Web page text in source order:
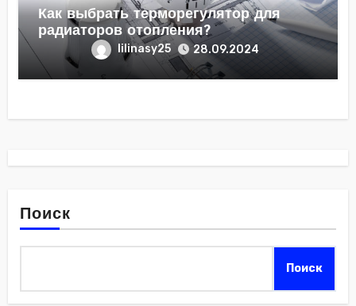
Как выбрать терморегулятор для
радиаторов отопления?
lilinasy25 28.09.2024
Поиск
Поиск